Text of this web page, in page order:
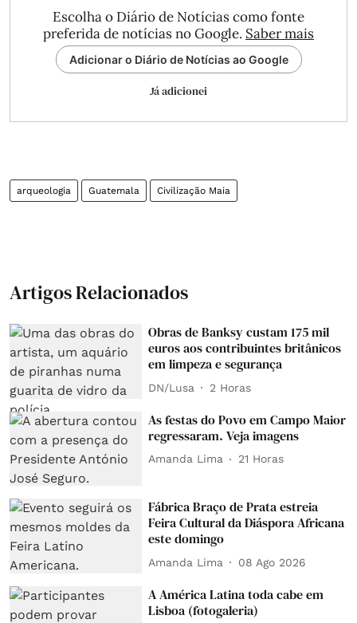
Escolha o Diário de Notícias como fonte
preferida de notícias no Google. Saber mais
Adicionar o Diário de Notícias ao Google
Já adicionei
arqueologia Guatemala Civilização Maia
Artigos Relacionados
Obras de Banksy custam 175 mil
euros aos contribuintes britânicos
em limpeza e segurança
DN/Lusa 2 Horas
As festas do Povo em Campo Maior
regressaram. Veja imagens
Amanda Lima 21 Horas
Fábrica Braço de Prata estreia
Feira Cultural da Diáspora Africana
este domingo
Amanda Lima 08 Ago 2026
A América Latina toda cabe em
Lisboa (fotogaleria)